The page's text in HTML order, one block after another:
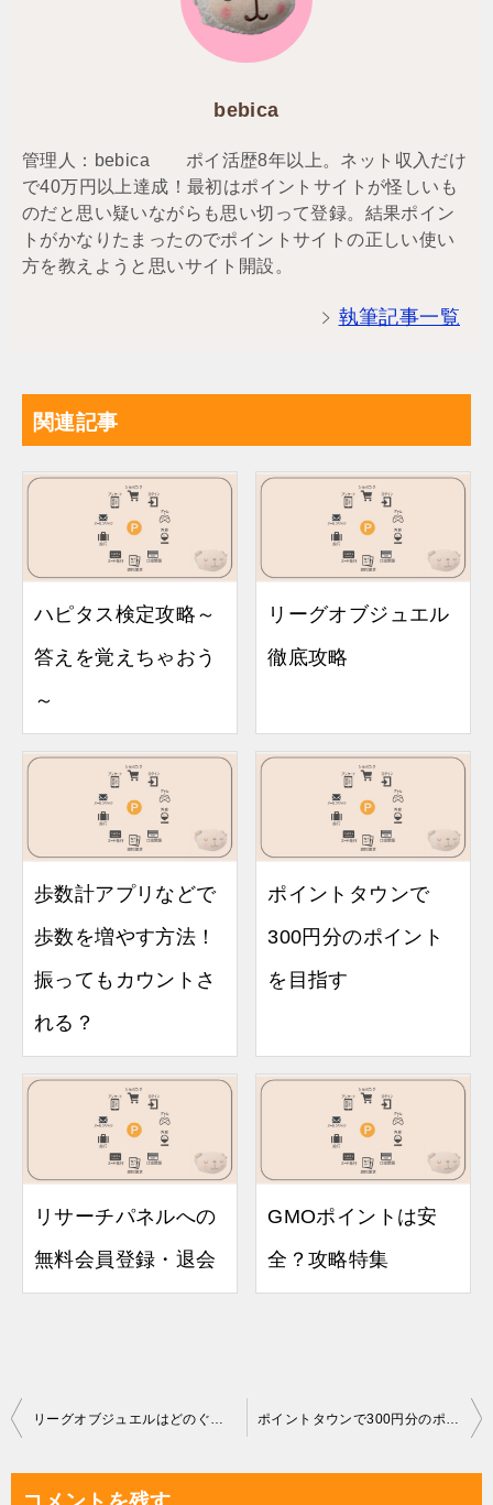
bebica
管理人：bebica ポイ活歴8年以上。ネット収入だけ
で40万円以上達成！最初はポイントサイトが怪しいも
のだと思い疑いながらも思い切って登録。結果ポイン
トがかなりたまったのでポイントサイトの正しい使い
方を教えようと思いサイト開設。
執筆記事一覧
関連記事
ハピタス検定攻略～
答えを覚えちゃおう
～
リーグオブジュエル
徹底攻略
歩数計アプリなどで
歩数を増やす方法！
振ってもカウントさ
れる？
ポイントタウンで
300円分のポイント
を目指す
リサーチパネルへの
無料会員登録・退会
GMOポイントは安
全？攻略特集
投
リーグオブジュエルはどのぐらい稼げるかやってみた ポイントタウンで300円分のポイントを目指す